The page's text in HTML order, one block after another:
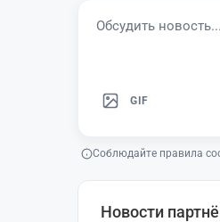
GIF
Соблюдайте правила